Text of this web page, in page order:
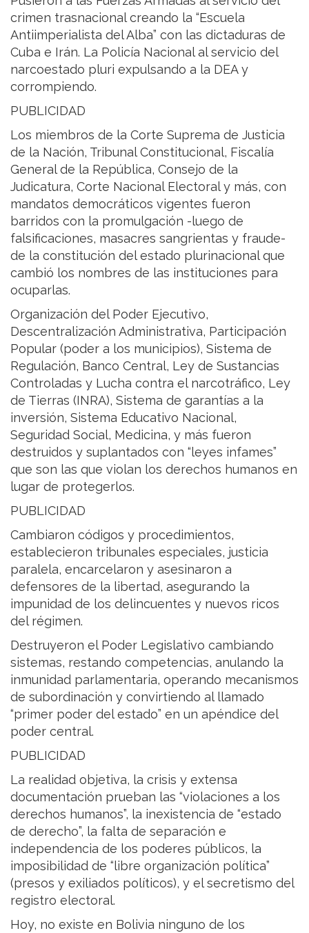
crimen trasnacional creando la “Escuela
Antiimperialista del Alba” con las dictaduras de
Cuba e Irán. La Policía Nacional al servicio del
narcoestado pluri expulsando a la DEA y
corrompiendo.
PUBLICIDAD
Los miembros de la Corte Suprema de Justicia
de la Nación, Tribunal Constitucional, Fiscalía
General de la República, Consejo de la
Judicatura, Corte Nacional Electoral y más, con
mandatos democráticos vigentes fueron
barridos con la promulgación -luego de
falsificaciones, masacres sangrientas y fraude-
de la constitución del estado plurinacional que
cambió los nombres de las instituciones para
ocuparlas.
Organización del Poder Ejecutivo,
Descentralización Administrativa, Participación
Popular (poder a los municipios), Sistema de
Regulación, Banco Central, Ley de Sustancias
Controladas y Lucha contra el narcotráfico, Ley
de Tierras (INRA), Sistema de garantías a la
inversión, Sistema Educativo Nacional,
Seguridad Social, Medicina, y más fueron
destruidos y suplantados con “leyes infames”
que son las que violan los derechos humanos en
lugar de protegerlos.
PUBLICIDAD
Cambiaron códigos y procedimientos,
establecieron tribunales especiales, justicia
paralela, encarcelaron y asesinaron a
defensores de la libertad, asegurando la
impunidad de los delincuentes y nuevos ricos
del régimen.
Destruyeron el Poder Legislativo cambiando
sistemas, restando competencias, anulando la
inmunidad parlamentaria, operando mecanismos
de subordinación y convirtiendo al llamado
“primer poder del estado” en un apéndice del
poder central.
PUBLICIDAD
La realidad objetiva, la crisis y extensa
documentación prueban las “violaciones a los
derechos humanos”, la inexistencia de “estado
de derecho”, la falta de separación e
independencia de los poderes públicos, la
imposibilidad de “libre organización política”
(presos y exiliados políticos), y el secretismo del
registro electoral.
Hoy, no existe en Bolivia ninguno de los